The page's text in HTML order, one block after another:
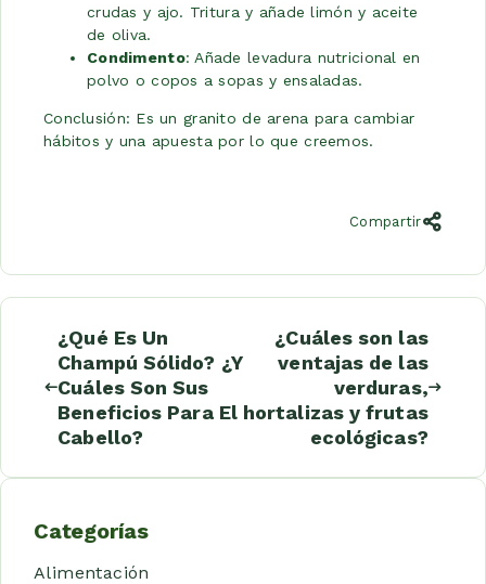
crudas y ajo. Tritura y añade limón y aceite
de oliva.
Condimento: Añade levadura nutricional en
polvo o copos a sopas y ensaladas.
Conclusión: Es un granito de arena para cambiar
hábitos y una apuesta por lo que creemos.
Compartir
¿Qué Es Un
Champú Sólido? ¿Y
Cuáles Son Sus
Beneficios Para El
Cabello?
¿Cuáles son las
ventajas de las
verduras,
hortalizas y frutas
ecológicas?
Categorías
Alimentación